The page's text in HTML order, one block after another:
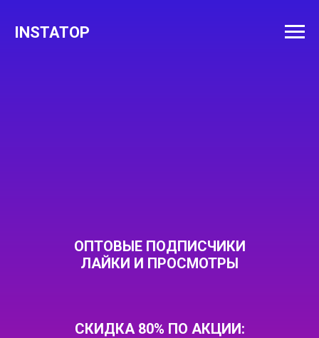
INSTATOP
ОПТОВЫЕ ПОДПИСЧИКИ
ЛАЙКИ И ПРОСМОТРЫ
СКИДКА 80% ПО АКЦИИ: